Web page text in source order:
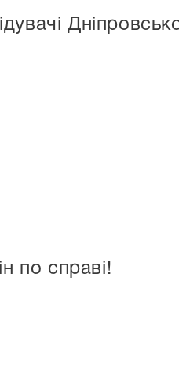
по справі!